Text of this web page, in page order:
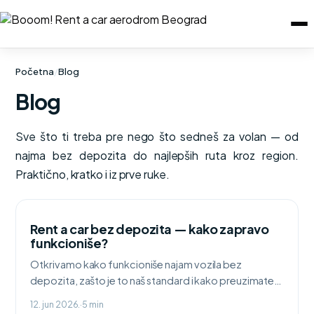
Početna/Blog
Blog
Sve što ti treba pre nego što sedneš za volan — od
najma bez depozita do najlepših ruta kroz region.
Praktično, kratko i iz prve ruke.
Rent a car bez depozita — kako zapravo
funkcioniše?
Otkrivamo kako funkcioniše najam vozila bez
depozita, zašto je to naš standard i kako preuzimate
12. jun 2026.·5 min